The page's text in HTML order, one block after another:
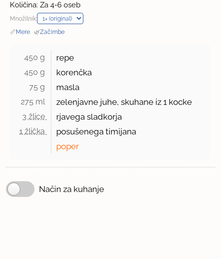
Količina: Za 4-6 oseb
Množilnik:
📏Mere · 🌿Začimbe
450 g repe
450 g korenčka
75 g masla
275 ml zelenjavne juhe, skuhane iz 1 kocke
3 žlice rjavega sladkorja
1 žlička
posušenega timijana
poper
Način za kuhanje